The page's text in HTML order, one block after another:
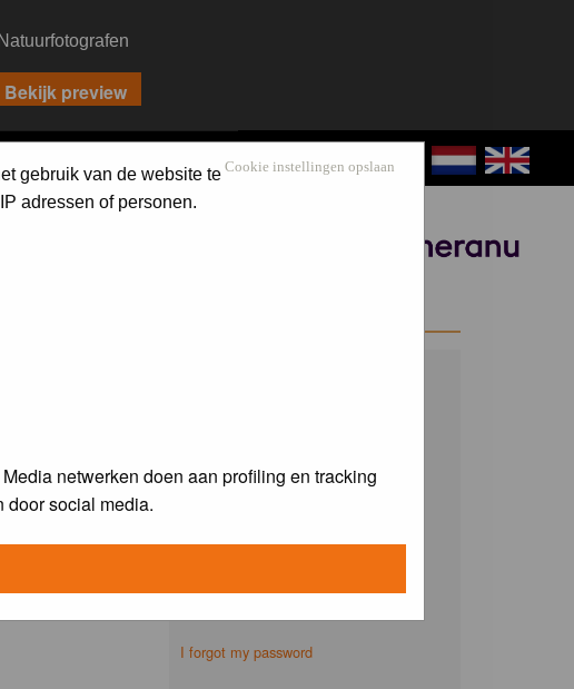
Cookie instellingen opslaan
gebruik van de website te
adressen of personen.
netwerken doen aan profiling en tracking
door social media.
I forgot my password